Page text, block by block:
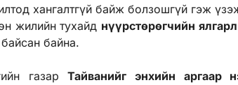
хангалтгүй байж болзошгүй гэж
жилийн тухайд нүүрстөрөгчийн
байсан байна.
газар Тайванийг энхийн аргаар